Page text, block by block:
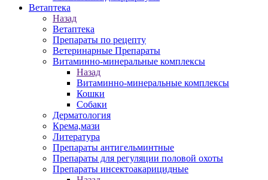
Ветаптека
Назад
Ветаптека
Препараты по рецепту
Ветеринарные Препараты
Витаминно-минеральные комплексы
Назад
Витаминно-минеральные комплексы
Кошки
Собаки
Дерматология
Крема,мази
Литература
Препараты антигельминтные
Препараты для регуляции половой охоты
Препараты инсектоакарицидные